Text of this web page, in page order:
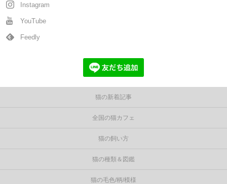
Instagram
YouTube
Feedly
猫の新着記事
全国の猫カフェ
猫の飼い方
猫の種類＆図鑑
猫の毛色/柄/模様